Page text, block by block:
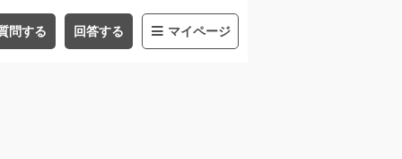
問する 回答する マイページ